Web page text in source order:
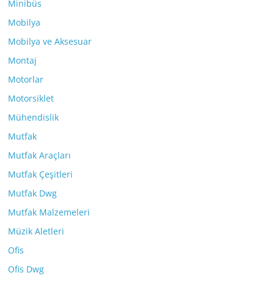
Minibüs
Mobilya
Mobilya ve Aksesuar
Montaj
Motorlar
Motorsiklet
Mühendislik
Mutfak
Mutfak Araçları
Mutfak Çeşitleri
Mutfak Dwg
Mutfak Malzemeleri
Müzik Aletleri
Ofis
Ofis Dwg